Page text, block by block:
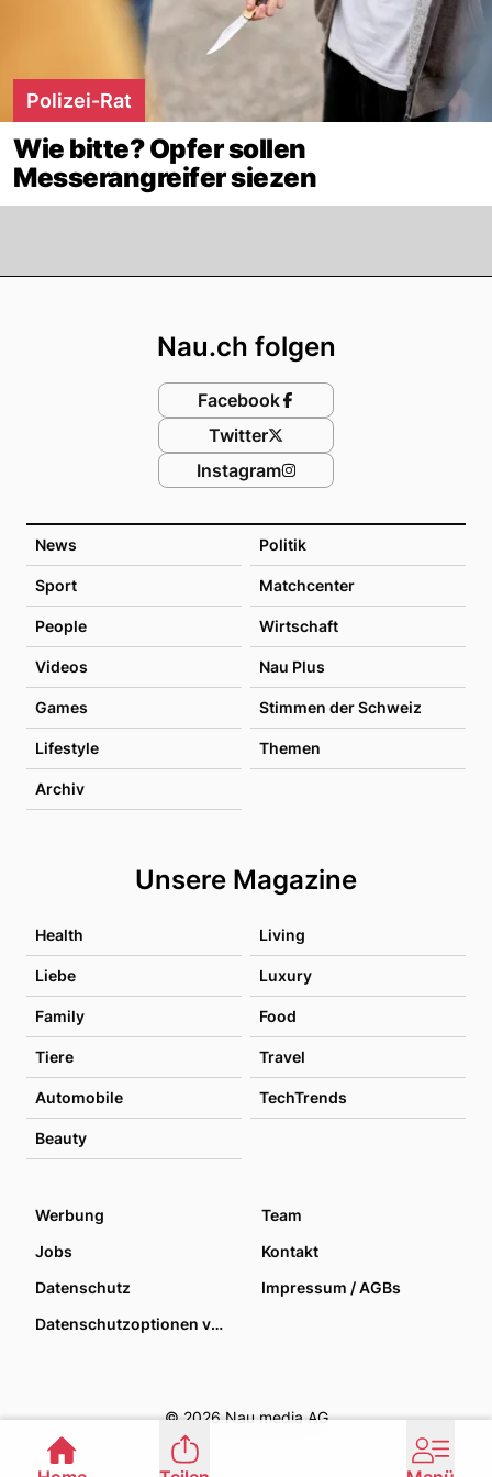
Polizei-Rat
Wie bitte? Opfer sollen
Messerangreifer siezen
News Politik
Sport Matchcenter
People Wirtschaft
Videos Nau Plus
Games Stimmen der Schweiz
Lifestyle Themen
Archiv
Unsere Magazine
Health Living
Liebe Luxury
Family Food
Tiere Travel
Automobile TechTrends
Beauty
Nau.ch folgen
Facebook
Twitter
Instagram
Werbung
Team
Jobs
Kontakt
Datenschutz
Impressum / AGBs
Datenschutzoptionen verwalten
© 2026 Nau media AG